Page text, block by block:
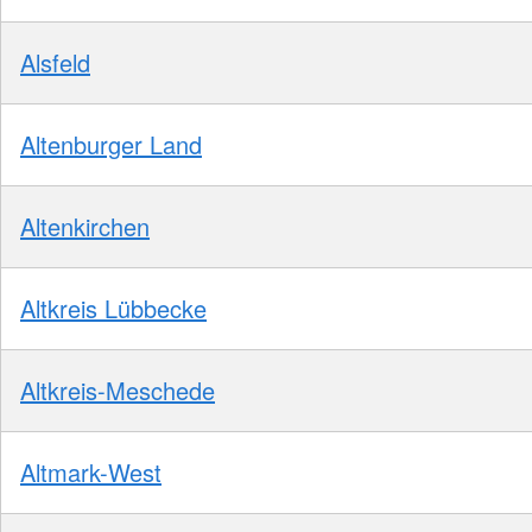
Alsfeld
Altenburger Land
Altenkirchen
Altkreis Lübbecke
Altkreis-Meschede
Altmark-West